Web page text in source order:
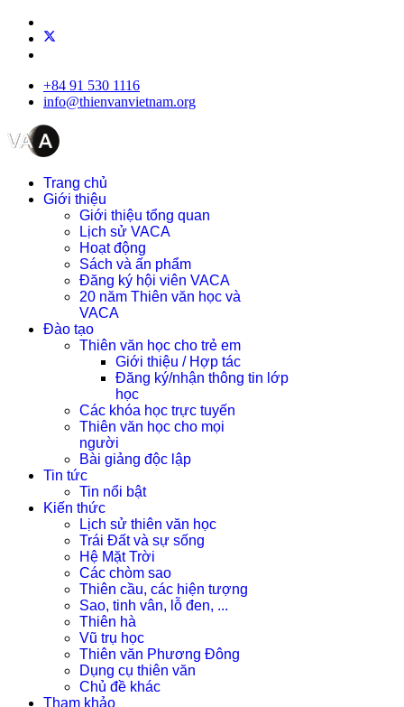
+84 91 530 1116
info@thienvanvietnam.org
Trang chủ
Giới thiệu
Giới thiệu tổng quan
Lịch sử VACA
Hoạt động
Sách và ấn phẩm
Đăng ký hội viên VACA
20 năm Thiên văn học và
VACA
Đào tạo
Thiên văn học cho trẻ em
Giới thiệu / Hợp tác
Đăng ký/nhận thông tin lớp
học
Các khóa học trực tuyến
Thiên văn học cho mọi
người
Bài giảng độc lập
Tin tức
Tin nổi bật
Kiến thức
Lịch sử thiên văn học
Trái Đất và sự sống
Hệ Mặt Trời
Các chòm sao
Thiên cầu, các hiện tượng
Sao, tinh vân, lỗ đen, ...
Thiên hà
Vũ trụ học
Thiên văn Phương Đông
Dụng cụ thiên văn
Chủ đề khác
Tham khảo